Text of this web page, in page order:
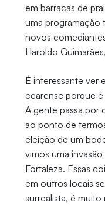
em barracas de
uma programação
novos
Haroldo
É interessante ver
cearense porque
A gente passa por
ao ponto de
eleição de um
vimos uma
Fortaleza. Essas
em outros locais
surrealista, é